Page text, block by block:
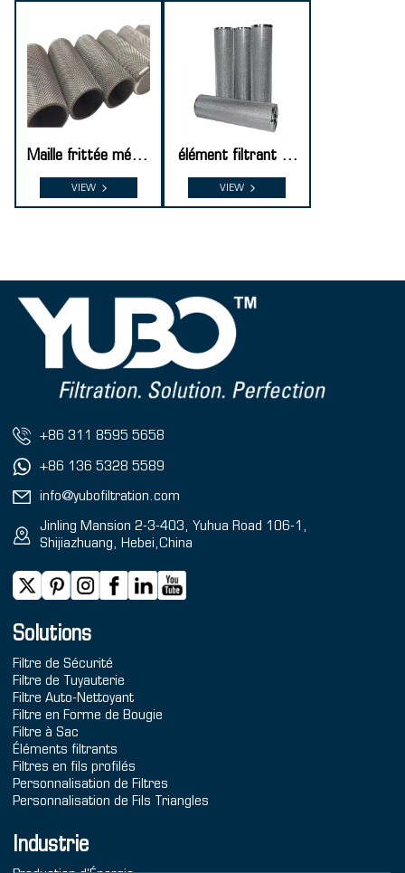
Maille frittée métall
ique perforée
VIEW
élément filtrant en
maille frittée
VIEW
+86 311 8595 5658
+86 136 5328 5589
info@yubofiltration.com
Jinling Mansion 2-3-403, Yuhua Road 106-1,
Shijiazhuang, Hebei,China
Solutions
Filtre de Sécurité
Filtre de Tuyauterie
Filtre Auto-Nettoyant
Filtre en Forme de Bougie
Filtre à Sac
Éléments filtrants
Filtres en fils profilés
Personnalisation de Filtres
Personnalisation de Fils Triangles
Industrie